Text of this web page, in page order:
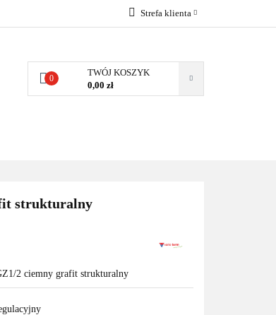
Strefa klienta
Zarejestruj się
0
TWÓJ KOSZYK
0,00 zł
strukturalny
2 ciemny grafit strukturalny